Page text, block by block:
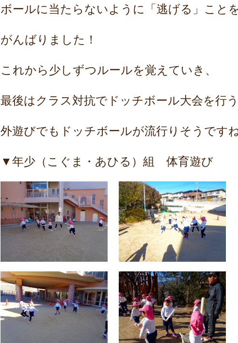
ボールに当たらないように「逃げる」こと
がんばりました！
これから少しずつルールを覚えていき、
最後はクラス対抗でドッチボール大会を行
外遊びでもドッチボールが流行りそうです
▼年少（こぐま・あひる）組 体育遊び